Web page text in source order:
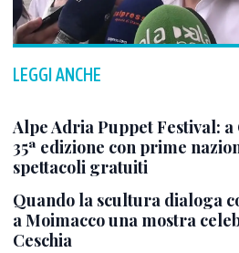
LEGGI ANCHE
Alpe Adria Puppet Festival: a
35ª edizione con prime
spettacoli gratuiti
Quando la scultura dialoga
a Moimacco una mostra
Ceschia